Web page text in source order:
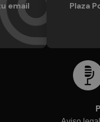
email
Plaza